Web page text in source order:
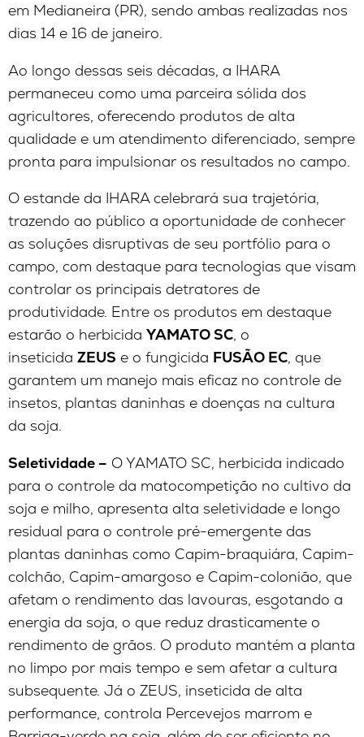
em Medianeira (PR), sendo ambas realizadas nos
dias 14 e 16 de janeiro.
Ao longo dessas seis décadas, a IHARA
permaneceu como uma parceira sólida dos
agricultores, oferecendo produtos de alta
qualidade e um atendimento diferenciado, sempre
pronta para impulsionar os resultados no campo.
O estande da IHARA celebrará sua trajetória,
trazendo ao público a oportunidade de conhecer
as soluções disruptivas de seu portfólio para o
campo, com destaque para tecnologias que visam
controlar os principais detratores de
produtividade. Entre os produtos em destaque
estarão o herbicida YAMATO SC, o
inseticida ZEUS e o fungicida FUSÃO EC, que
garantem um manejo mais eficaz no controle de
insetos, plantas daninhas e doenças na cultura
da soja.
Seletividade – O YAMATO SC, herbicida indicado
para o controle da matocompetição no cultivo da
soja e milho, apresenta alta seletividade e longo
residual para o controle pré-emergente das
plantas daninhas como Capim-braquiára, Capim-
colchão, Capim-amargoso e Capim-colonião, que
afetam o rendimento das lavouras, esgotando a
energia da soja, o que reduz drasticamente o
rendimento de grãos. O produto mantém a planta
no limpo por mais tempo e sem afetar a cultura
subsequente. Já o ZEUS, inseticida de alta
performance, controla Percevejos marrom e